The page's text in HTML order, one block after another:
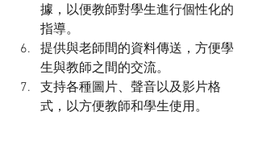
據，以便教師對學生進行個性化的
指導。
提供與老師間的資料傳送，方便學
生與教師之間的交流。
支持各種圖片、聲音以及影片格
式，以方便教師和學生使用。